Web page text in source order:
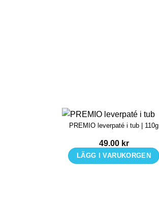
PREMIO leverpaté i tub | 110g
49.00 kr
LÄGG I VARUKORGEN